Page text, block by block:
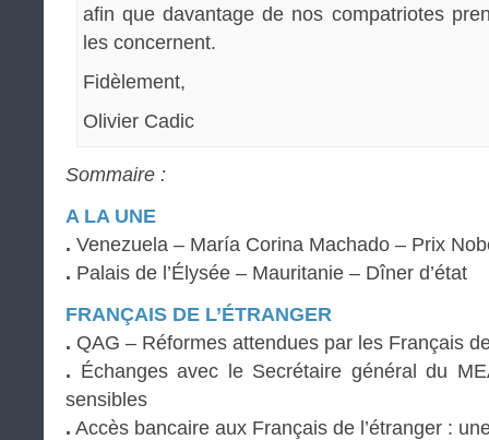
afin que davantage de nos compatriotes
les concernent.
Fidèlement,
Olivier Cadic
Sommaire :
A LA UNE
. Venezuela – María Corina Machado – Prix
. Palais de l’Élysée – Mauritanie – Dîner d’état
FRANÇAIS DE L’ÉTRANGER
. QAG – Réformes attendues par les Français
. Échanges avec le Secrétaire général du
sensibles
. Accès bancaire aux Français de l’étranger :